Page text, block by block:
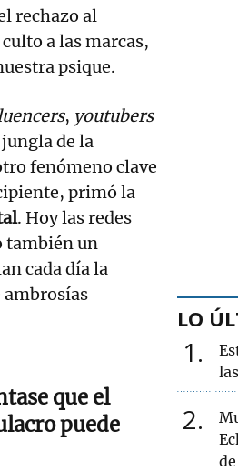
rechazo al
a las marcas,
psique.
, youtubers
de la
fenómeno clave
primó la
. Hoy las redes
también un
cada día la
ambrosías
que el
puede
LO
1
2